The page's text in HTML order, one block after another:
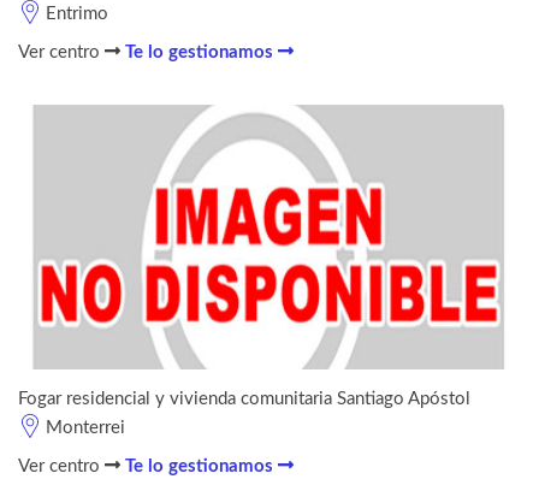
Entrimo
Ver centro Te lo gestionamos
Fogar residencial y vivienda comunitaria Santiago Apóstol
Monterrei
Ver centro Te lo gestionamos